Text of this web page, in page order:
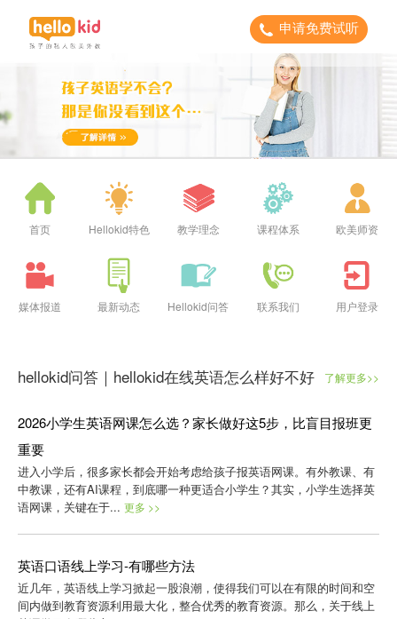
申请免费试听
首页 Hellokid特色 教学理念 课程体系 欧美师资
媒体报道 最新动态 Hellokid问答 联系我们 用户登录
hellokid问答｜hellokid在线英语怎么样好不好 了解更多>>
2026小学生英语网课怎么选？家长做好这5步，比盲目报班更
重要
进入小学后，很多家长都会开始考虑给孩子报英语网课。有外教课、有
中教课，还有AI课程，到底哪一种更适合小学生？其实，小学生选择英
语网课，关键在于... 更多 >>
英语口语线上学习-有哪些方法
近几年，英语线上学习掀起一股浪潮，使得我们可以在有限的时间和空
间内做到教育资源利用最大化，整合优秀的教育资源。那么，关于线上